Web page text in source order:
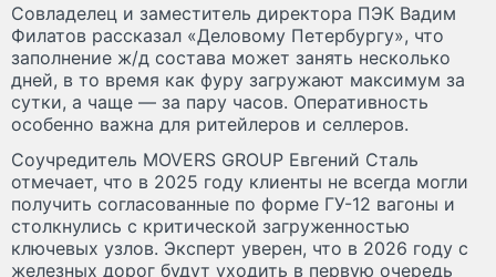
Совладелец и заместитель директора ПЭК Вадим
Филатов рассказал «Деловому Петербургу», что
заполнение ж/д состава может занять несколько
дней, в то время как фуру загружают максимум за
сутки, а чаще — за пару часов. Оперативность
особенно важна для ритейлеров и селлеров.
Соучредитель MOVERS GROUP Евгений Сталь
отмечает, что в 2025 году клиенты не всегда могли
получить согласованные по форме ГУ-12 вагоны и
столкнулись с критической загруженностью
ключевых узлов. Эксперт уверен, что в 2026 году с
железных дорог будут уходить в первую очередь